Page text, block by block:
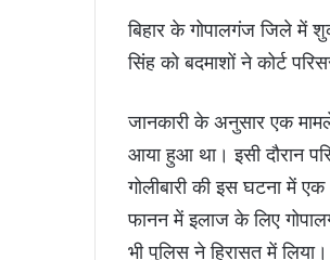
बिहार के गोपालगंज जिले में
सिंह को बदमाशों ने कोर्ट
जानकारी के अनुसार एक
आया हुआ था। इसी दौरान
गाेलीबारी की इस घटना में
फानन में इलाज के लिए
भी पुलिस ने हिरासत में